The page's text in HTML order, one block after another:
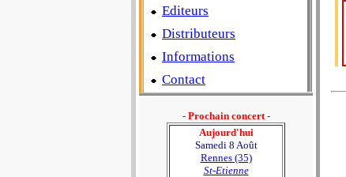
Editeurs
Distributeurs
Informations
Contact
- Prochain concert -
Aujourd'hui
Samedi 8 Août
Rennes (35)
St-Etienne